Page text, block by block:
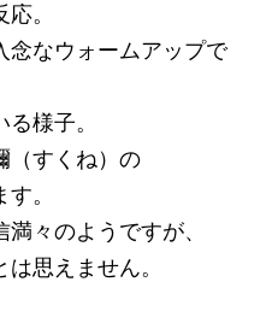
。
念なウォームアップで
様子。
（すくね）の
。
々のようですが、
思えません。